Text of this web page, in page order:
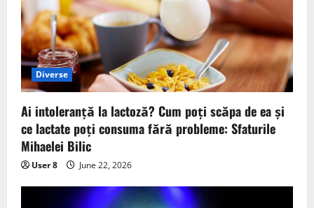
Diverse
Ai intoleranță la lactoză? Cum poți scăpa de ea și
ce lactate poți consuma fără probleme: Sfaturile
Mihaelei Bilic
User 8 June 22, 2026